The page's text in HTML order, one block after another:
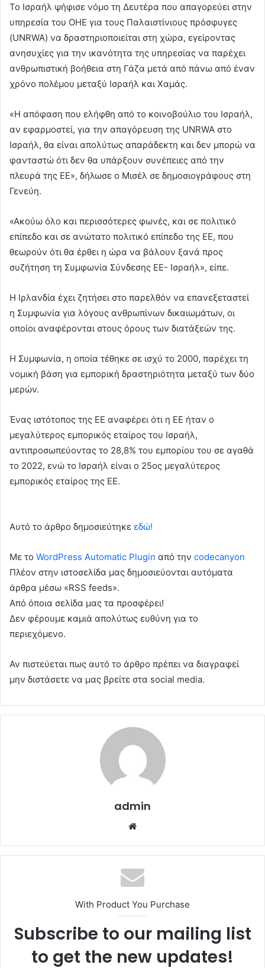
Το Ισραήλ ψήφισε νόμο τη Δευτέρα που απαγορεύει στην
υπηρεσία του ΟΗΕ για τους Παλαιστίνιους πρόσφυγες
(UNRWA) να δραστηριοποιείται στη χώρα, εγείροντας
ανησυχίες για την ικανότητα της υπηρεσίας να παρέχει
ανθρωπιστική βοήθεια στη Γάζα μετά από πάνω από έναν
χρόνο πολέμου μεταξύ Ισραήλ και Χαμάς.
«Η απόφαση που ελήφθη από το κοινοβούλιο του Ισραήλ,
αν εφαρμοστεί, για την απαγόρευση της UNRWA στο
Ισραήλ, θα είναι απολύτως απαράδεκτη και δεν μπορώ να
φανταστώ ότι δεν θα υπάρξουν συνέπειες από την
πλευρά της ΕΕ», δήλωσε ο Μισέλ σε δημοσιογράφους στη
Γενεύη.
«Ακούω όλο και περισσότερες φωνές, και σε πολιτικό
επίπεδο και σε ανώτατο πολιτικό επίπεδο της ΕΕ, που
θεωρούν ότι θα έρθει η ώρα να βάλουν ξανά προς
συζήτηση τη Συμφωνία Σύνδεσης ΕΕ- Ισραήλ», είπε.
Η Ιρλανδία έχει ζητήσει στο παρελθόν να επανεξεταστεί
η Συμφωνία για λόγους ανθρωπίνων δικαιωμάτων, οι
οποίοι αναφέρονται στους όρους των διατάξεών της.
Η Συμφωνία, η οποία τέθηκε σε ισχύ το 2000, παρέχει τη
νομική βάση για εμπορική δραστηριότητα μεταξύ των δύο
μερών.
Ένας ιστότοπος της ΕΕ αναφέρει ότι η ΕΕ ήταν ο
μεγαλύτερος εμπορικός εταίρος του Ισραήλ,
αντιπροσωπεύοντας το 28,8% του εμπορίου του σε αγαθά
το 2022, ενώ το Ισραήλ είναι ο 25ος μεγαλύτερος
εμπορικός εταίρος της ΕΕ.
Αυτό το άρθρο δημοσιεύτηκε εδώ!
Με το WordPress Automatic Plugin από την codecanyon
Πλέον στην ιστοσελίδα μας δημοσιεύονται αυτόματα
άρθρα μέσω «RSS feeds».
Από όποια σελίδα μας τα προσφέρει!
Δεν φέρουμε καμιά απολύτως ευθύνη για το
περιεχόμενο.
Αν πιστεύεται πως αυτό το άρθρο πρέπει να διαγραφεί
μην διστάσετε να μας βρείτε στα social media.
admin
With Product You Purchase
Subscribe to our mailing list
to get the new updates!